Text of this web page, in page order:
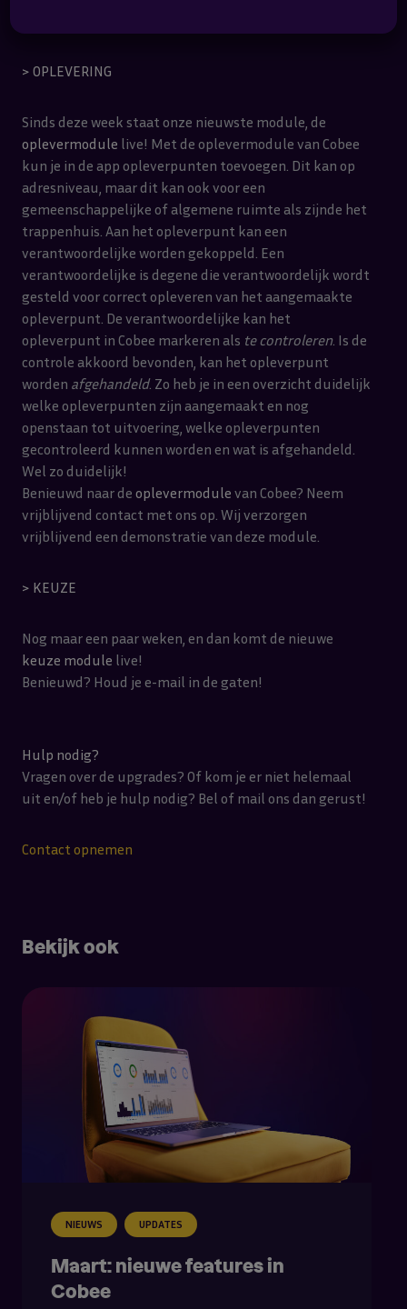
> OPLEVERING
Sinds deze week staat onze nieuwste module, de
oplevermodule live! Met de oplevermodule van Cobee
kun je in de app opleverpunten toevoegen. Dit kan op
adresniveau, maar dit kan ook voor een
gemeenschappelijke of algemene ruimte als zijnde het
trappenhuis. Aan het opleverpunt kan een
verantwoordelijke worden gekoppeld. Een
verantwoordelijke is degene die verantwoordelijk wordt
gesteld voor correct opleveren van het aangemaakte
opleverpunt. De verantwoordelijke kan het
opleverpunt in Cobee markeren als te controleren. Is de
controle akkoord bevonden, kan het opleverpunt
worden afgehandeld. Zo heb je in een overzicht duidelijk
welke opleverpunten zijn aangemaakt en nog
openstaan tot uitvoering, welke opleverpunten
gecontroleerd kunnen worden en wat is afgehandeld.
Wel zo duidelijk!
Benieuwd naar de oplevermodule van Cobee? Neem
vrijblijvend contact met ons op. Wij verzorgen
vrijblijvend een demonstratie van deze module.
> KEUZE
Nog maar een paar weken, en dan komt de nieuwe
keuze module live!
Benieuwd? Houd je e-mail in de gaten!
Hulp nodig?
Vragen over de upgrades? Of kom je er niet helemaal
uit en/of heb je hulp nodig? Bel of mail ons dan gerust!
Contact opnemen
Bekijk ook
NIEUWS UPDATES
Maart: nieuwe features in
Cobee